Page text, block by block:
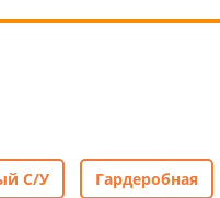
С/У Гардеробная